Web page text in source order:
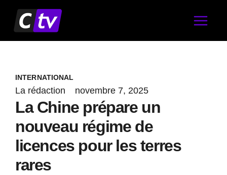
contenu
INTERNATIONAL
La rédaction novembre 7, 2025
La Chine prépare un
nouveau régime de
licences pour les terres
rares